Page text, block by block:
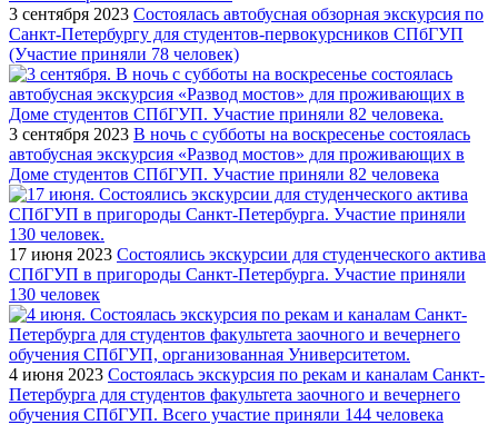
3 сентября 2023 Состоялась автобусная обзорная экскурсия по
Санкт-Петербургу для студентов-первокурсников СПбГУП
(Участие приняли 78 человек)
3 сентября 2023 В ночь с субботы на воскресенье состоялась
автобусная экскурсия «Развод мостов» для проживающих в
Доме студентов СПбГУП. Участие приняли 82 человека
17 июня 2023 Состоялись экскурсии для студенческого актива
СПбГУП в пригороды Санкт-Петербурга. Участие приняли
130 человек
4 июня 2023 Состоялась экскурсия по рекам и каналам Санкт-
Петербурга для студентов факультета заочного и вечернего
обучения СПбГУП. Всего участие приняли 144 человека